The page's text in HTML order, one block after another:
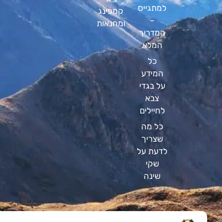
למתגייס
המדריך
המלא
המידע
על בגדי
לחיילים
כל מה
שצריך
לדעת על
שינה
קמפינג
ומחנאות